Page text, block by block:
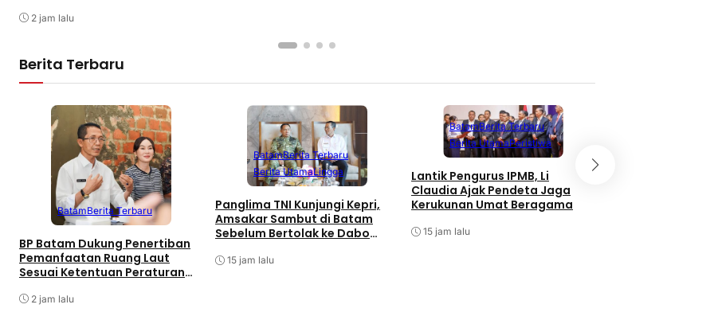
2 jam lalu
Berita Terbaru
BatamBerita Terbaru
BP Batam Dukung Penertiban
Pemanfaatan Ruang Laut
Sesuai Ketentuan Peraturan
2 jam lalu
BatamBerita Terbaru
Berita UtamaLingga
Panglima TNI Kunjungi Kepri,
Amsakar Sambut di Batam
Sebelum Bertolak ke Dabo
15 jam lalu
BatamBerita Terbaru
Berita UtamaPeristiwa
Lantik Pengurus IPMB, Li
Claudia Ajak Pendeta Jaga
Kerukunan Umat Beragama
15 jam lalu